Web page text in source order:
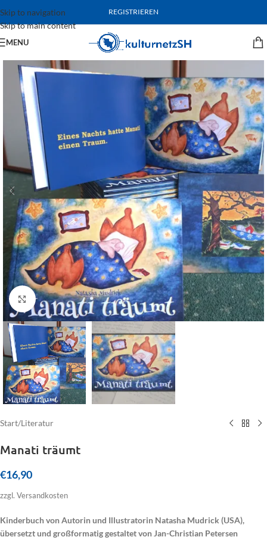
Skip to navigation
Skip to main content
REGISTRIEREN
MENU
Click to enlarge
Start/Literatur
Manati träumt
€16,90
zzgl. Versandkosten
Kinderbuch von Autorin und Illustratorin Natasha Mudrick (USA),
übersetzt und großformatig gestaltet von Jan-Christian Petersen